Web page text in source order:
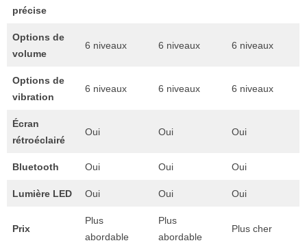
précise
Options de
volume
6 niveaux 6 niveaux 6 niveaux
Options de
vibration
6 niveaux 6 niveaux 6 niveaux
Écran
rétroéclairé
Oui Oui Oui
Bluetooth Oui Oui Oui
Lumière LED Oui Oui Oui
Prix
Plus
abordable
Plus
abordable
Plus cher